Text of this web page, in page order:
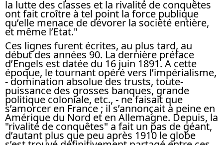
la lutte des classes et la rivalité de conquêtes
ont fait croître à tel point la force publique
qu’elle menace de dévorer la société entière,
et même l’Etat."
Ces lignes furent écrites, au plus tard, au
début des années 90. La dernière préface
d’Engels est datée du 16 juin 1891. A cette
époque, le tournant opéré vers l’impérialisme,
- domination absolue des trusts, toute-
puissance des grosses banques, grande
politique coloniale, etc., - ne faisait que
s’amorcer en France ; il s’annonçait à peine en
Amérique du Nord et en Allemagne. Depuis, la
"rivalité de conquêtes" a fait un pas de géant,
d’autant plus que peu après 1910 le globe